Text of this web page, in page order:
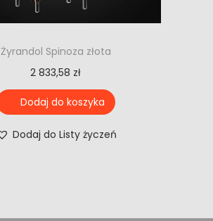
Żyrandol Spinoza złota
2 833,58 zł
Dodaj do koszyka
Dodaj do Listy życzeń